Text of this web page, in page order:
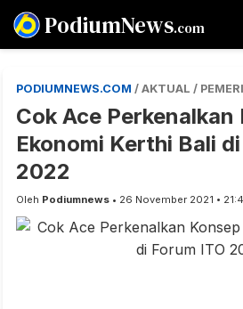
PodiumNews.com
PODIUMNEWS.COM / AKTUAL /
Cok Ace Perkenalkan
Ekonomi Kerthi Bali
2022
Oleh Podiumnews • 26 November 2021 •